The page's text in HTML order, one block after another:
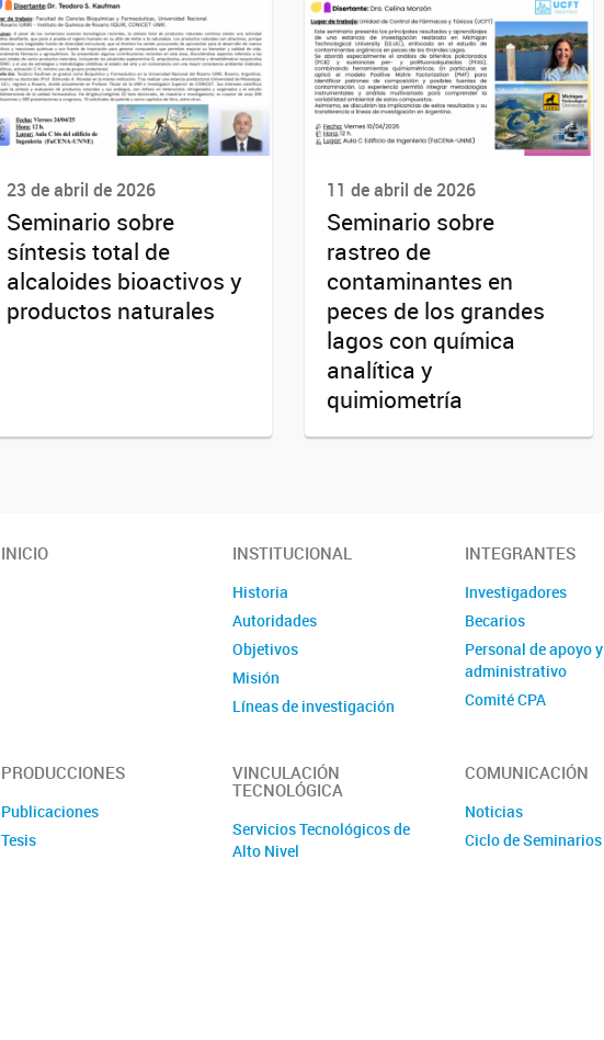
23 de abril de 2026
Seminario sobre
síntesis total de
alcaloides bioactivos y
productos naturales
11 de abril de 2026
Seminario sobre
rastreo de
contaminantes en
peces de los grandes
lagos con química
analítica y
quimiometría
INICIO INSTITUCIONAL
Historia
Autoridades
Objetivos
Misión
Líneas de investigación
INTEGRANTES
Investigadores
Becarios
Personal de apoyo y
administrativo
Comité CPA
PRODUCCIONES
Publicaciones
Tesis
VINCULACIÓN
TECNOLÓGICA
Servicios Tecnológicos de
Alto Nivel
COMUNICACIÓN
Noticias
Ciclo de Seminarios